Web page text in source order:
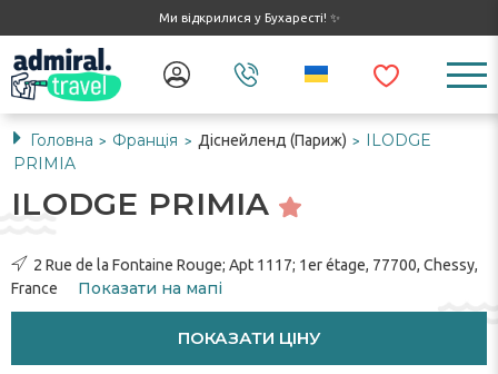
Ми відкрилися у Бухаресті! ✨
Головна > Франція > Діснейленд (Париж) >
ILODGE
PRIMIA
ILODGE PRIMIA
2 Rue de la Fontaine Rouge; Apt 1117; 1er étage, 77700, Chessy,
France
Показати на мапі
ПОКАЗАТИ ЦІНУ